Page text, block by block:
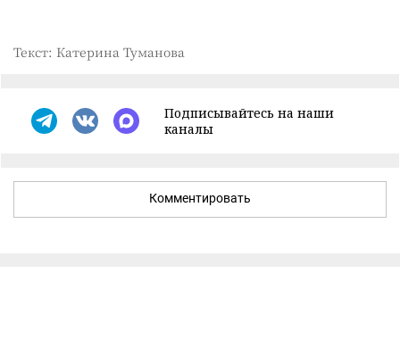
Текст: Катерина Туманова
Подписывайтесь на наши
каналы
Комментировать